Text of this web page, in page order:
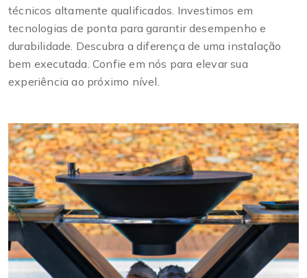
técnicos altamente qualificados. Investimos em
tecnologias de ponta para garantir desempenho e
durabilidade. Descubra a diferença de uma instalação
bem executada. Confie em nós para elevar sua
experiência ao próximo nível.